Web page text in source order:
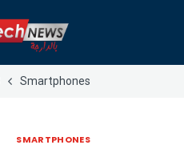
Smartphones
SMARTPHONES